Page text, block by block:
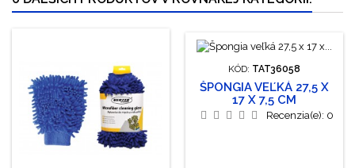
KÓD: TAT36058
ŠPONGIA VEĽKÁ 27,5 X
17 X 7,5 CM
Recenzia(e): 0